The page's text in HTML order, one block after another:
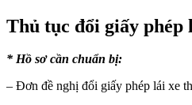
Thủ tục đổi giấy
* Hồ sơ cần chuẩn bị:
– Đơn đề nghị đổi giấy phép lái xe